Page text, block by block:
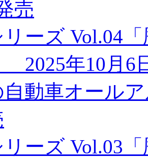
売
リーズ Vol.04
2025年10月6
動車オール
リーズ Vol.03